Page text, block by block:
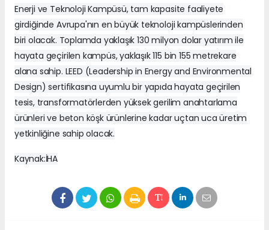
Enerji ve Teknoloji Kampüsü, tam kapasite faaliyete
girdiğinde Avrupa'nın en büyük teknoloji kampüslerinden
biri olacak. Toplamda yaklaşık 130 milyon dolar yatırım ile
hayata geçirilen kampüs, yaklaşık 115 bin 155 metrekare
alana sahip. LEED (Leadership in Energy and Environmental
Design) sertifikasına uyumlu bir yapıda hayata geçirilen
tesis, transformatörlerden yüksek gerilim anahtarlama
ürünleri ve beton köşk ürünlerine kadar uçtan uca üretim
yetkinliğine sahip olacak.
Kaynak:İHA